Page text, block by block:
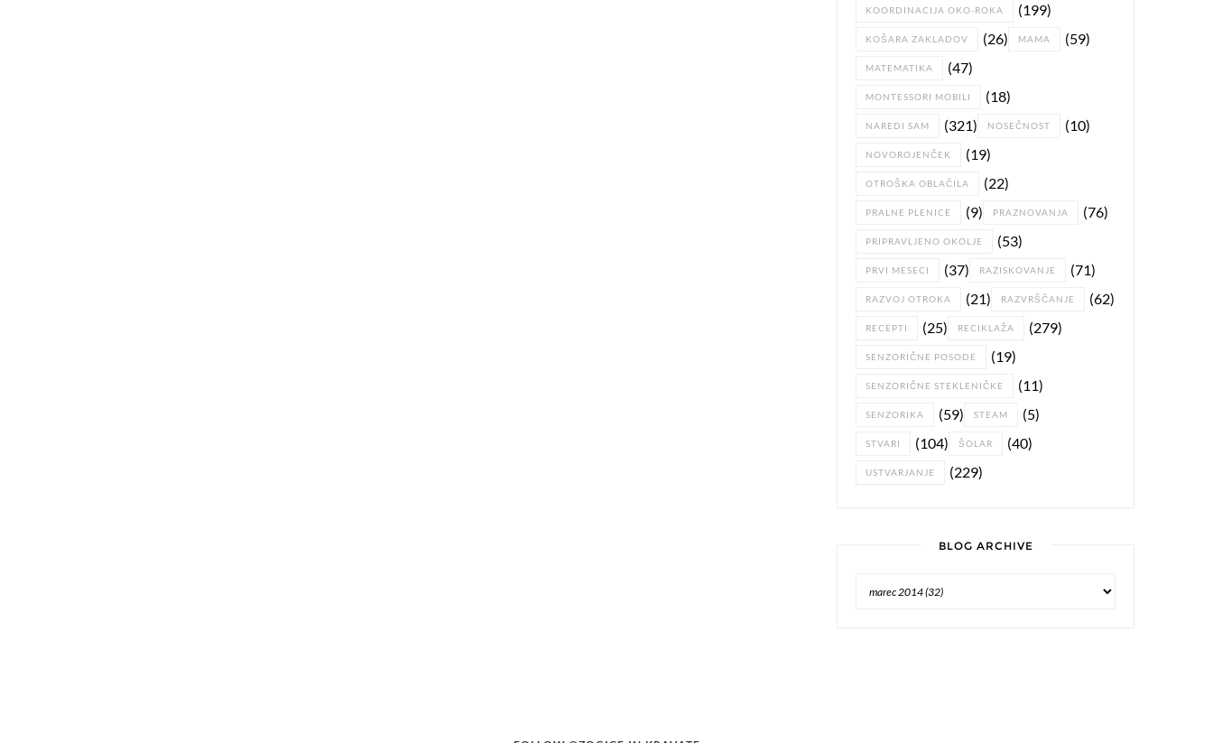
KOORDINACIJA OKO-ROKA (199)
KOŠARA ZAKLADOV (26) MAMA (59)
MATEMATIKA (47)
MONTESSORI MOBILI (18)
NAREDI SAM (321) NOSEČNOST (10)
NOVOROJENČEK (19)
OTROŠKA OBLAČILA (22)
PRALNE PLENICE (9) PRAZNOVANJA (76)
PRIPRAVLJENO OKOLJE (53)
PRVI MESECI (37) RAZISKOVANJE (71)
RAZVOJ OTROKA (21) RAZVRŠČANJE (62)
RECEPTI (25) RECIKLAŽA (279)
SENZORIČNE POSODE (19)
SENZORIČNE STEKLENIČKE (11)
SENZORIKA (59) STEAM (5)
STVARI (104) ŠOLAR (40)
USTVARJANJE (229)
BLOG ARCHIVE